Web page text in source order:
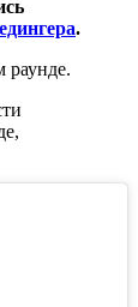
.
раунде.